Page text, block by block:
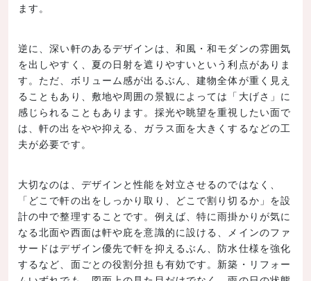
ます。
逆に、深い軒のあるデザインは、和風・和モダンの雰囲気
を出しやすく、夏の日射を遮りやすいという利点がありま
す。ただ、ボリューム感が出るぶん、建物全体が重く見え
ることもあり、敷地や周囲の景観によっては「大げさ」に
感じられることもあります。採光や眺望を重視したい面で
は、軒の出をやや抑える、ガラス面を大きくするなどの工
夫が必要です。
大切なのは、デザインと性能を対立させるのではなく、
「どこで軒の出をしっかり取り、どこで割り切るか」を設
計の中で整理することです。例えば、特に雨掛かりが気に
なる北面や西面は軒や庇を意識的に設ける、メインのファ
サードはデザイン優先で軒を抑えるぶん、防水仕様を強化
するなど、面ごとの役割分担も有効です。新築・リフォー